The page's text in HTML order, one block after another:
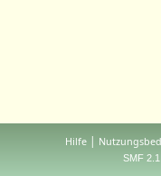
Hilfe |
SMF